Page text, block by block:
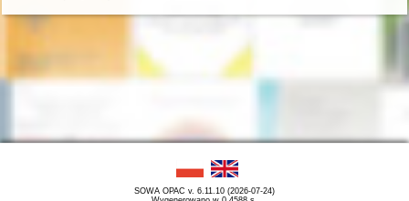
SOWA OPAC v. 6.11.10 (2026-07-24)